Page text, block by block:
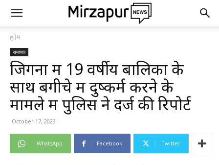
होम
समाचार
जिगना में 19 वर्षीय बालिका के
साथ बगीचे में दुष्कर्म करने के
मामले में पुलिस ने दर्ज की रिपोर्ट
October 17, 2023
WhatsApp Facebook Twitter